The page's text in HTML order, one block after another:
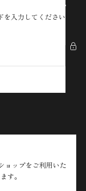
インショップ
を入力してください
ョップをご利用いた
す。